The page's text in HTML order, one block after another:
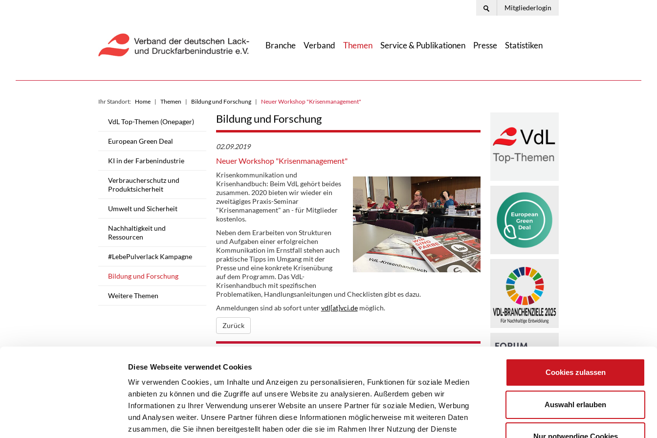
Diese Webseite verwendet Cookies
Wir verwenden Cookies, um Inhalte und Anzeigen zu personalisieren, Funktionen für soziale Medien
anbieten zu können und die Zugriffe auf unsere Website zu analysieren. Außerdem geben wir
Informationen zu Ihrer Verwendung unserer Website an unsere Partner für soziale Medien, Werbung
und Analysen weiter. Unsere Partner führen diese Informationen möglicherweise mit weiteren Daten
zusammen, die Sie ihnen bereitgestellt haben oder die sie im Rahmen Ihrer Nutzung der Dienste
Cookies zulassen
Auswahl erlauben
Nur notwendige Cookies
Mitgliederlogin
Branche Verband Themen Service & Publikationen Presse Statistiken
Ihr Standort: Home Themen Bildung und Forschung Neuer Workshop "Krisenmanagement"
VdL Top-Themen (Onepager)
European Green Deal
KI in der Farbenindustrie
Verbraucherschutz und
Produktsicherheit
Umwelt und Sicherheit
Nachhaltigkeit und
Ressourcen
#LebePulverlack Kampagne
Bildung und Forschung
Weitere Themen
Bildung und Forschung
02.09.2019
Neuer Workshop "Krisenmanagement"
Krisenkommunikation und
Krisenhandbuch: Beim VdL gehört beides
zusammen. 2020 bieten wir wieder ein
zweitägiges Praxis-Seminar
"Krisenmanagement" an - für Mitglieder
kostenlos.
Neben dem Erarbeiten von Strukturen
und Aufgaben einer erfolgreichen
Kommunikation im Ernstfall stehen auch
praktische Tipps im Umgang mit der
Presse und eine konkrete Krisenübung
auf dem Programm. Das VdL-
Krisenhandbuch mit spezifischen
Problematiken, Handlungsanleitungen und Checklisten gibt es dazu.
Anmeldungen sind ab sofort untervdl[at]vci.demöglich.
Zurück